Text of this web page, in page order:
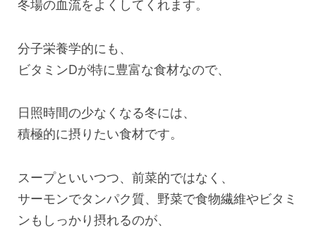
冬場の血流をよくしてくれます。
分子栄養学的にも、
ビタミンDが特に豊富な食材なので、
日照時間の少なくなる冬には、
積極的に摂りたい食材です。
スープといいつつ、前菜的ではなく、
サーモンでタンパク質、野菜で食物繊維やビタミ
ンもしっかり摂れるのが、